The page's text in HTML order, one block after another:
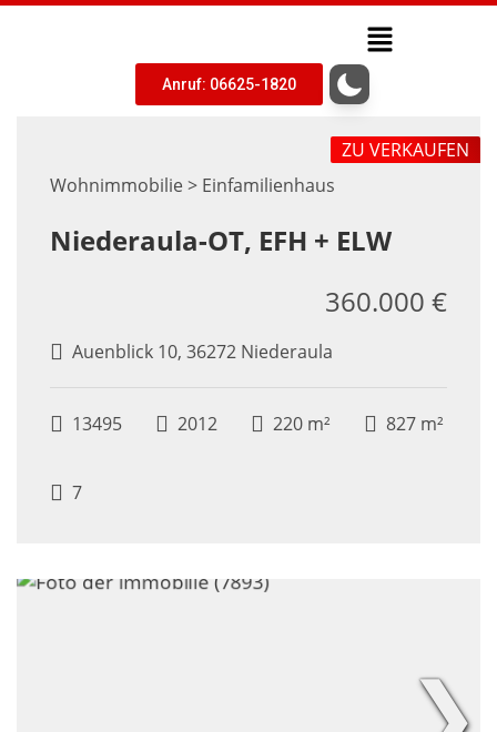
Anruf: 06625-1820
Wohnimmobilie > Einfamilienhaus
ZU VERKAUFEN
Niederaula-OT, EFH + ELW
Auenblick 10, 36272 Niederaula
360.000 €
13495 2012 220 m² 827 m²
7